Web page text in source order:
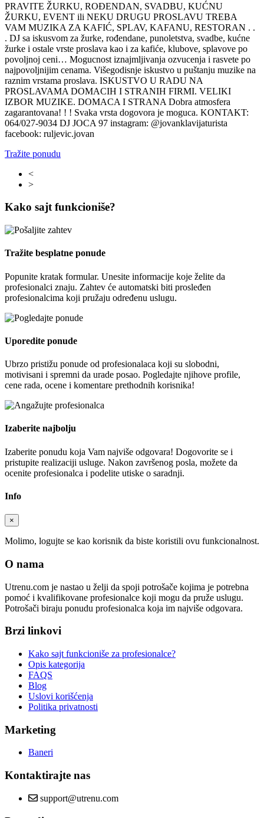
PRAVITE ŽURKU, ROĐENDAN, SVADBU, KUĆNU
ŽURKU, EVENT ili NEKU DRUGU PROSLAVU TREBA
VAM MUZIKA ZA KAFIĆ, SPLAV, KAFANU, RESTORAN . .
. DJ sa iskusvom za žurke, rođendane, punoletstva, svadbe, kućne
žurke i ostale vrste proslava kao i za kafiće, klubove, splavove po
povoljnoj ceni… Mogucnost iznajmljivanja ozvucenja i rasvete po
najpovoljnijim cenama. Višegodisnje iskustvo u puštanju muzike na
raznim vrstama proslava. ISKUSTVO U RADU NA
PROSLAVAMA DOMACIH I STRANIH FIRMI. VELIKI
IZBOR MUZIKE. DOMACA I STRANA Dobra atmosfera
zagarantovana! ! ! Svaka vrsta dogovora je moguca. KONTAKT:
064/027-9034 DJ JOCA 97 instagram: @jovanklavijaturista
facebook: ruljevic.jovan
Tražite ponudu
<
>
Kako sajt funkcioniše?
Tražite besplatne ponude
Popunite kratak formular. Unesite informacije koje želite da
profesionalci znaju. Zahtev će automatski biti prosleđen
profesionalcima koji pružaju određenu uslugu.
Uporedite ponude
Ubrzo pristižu ponude od profesionalaca koji su slobodni,
motivisani i spremni da urade posao. Pogledajte njihove profile,
cene rada, ocene i komentare prethodnih korisnika!
Izaberite najbolju
Izaberite ponudu koja Vam najviše odgovara! Dogovorite se i
pristupite realizaciji usluge. Nakon završenog posla, možete da
ocenite profesionalca i podelite utiske o saradnji.
Info
×
Molimo, logujte se kao korisnik da biste koristili ovu funkcionalnost.
O nama
Utrenu.com je nastao u želji da spoji potrošače kojima je potrebna
pomoć i kvalifikovane profesionalce koji mogu da pruže uslugu.
Potrošači biraju ponudu profesionalca koja im najviše odgovara.
Brzi linkovi
Kako sajt funkcioniše za profesionalce?
Opis kategorija
FAQS
Blog
Uslovi korišćenja
Politika privatnosti
Marketing
Baneri
Kontaktirajte nas
support@utrenu.com